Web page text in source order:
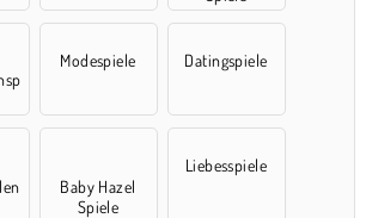
Modespiele Datingspiele
Baby Hazel
Spiele
Liebesspiele